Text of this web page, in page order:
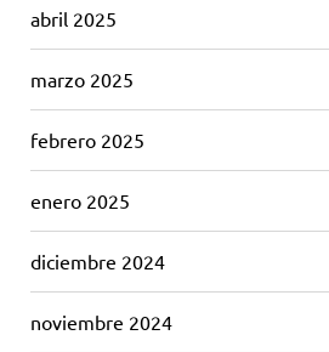
abril 2025
marzo 2025
febrero 2025
enero 2025
diciembre 2024
noviembre 2024